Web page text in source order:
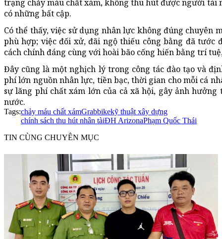
trạng chảy máu chất xám, không thu hút được người tài
có những bất cập.
Có thể thấy, việc sử dụng nhân lực không đúng chuyên
phù hợp; việc đối xử, đãi ngộ thiếu công bằng đã tước
cách chính đáng cùng với hoài bão cống hiến bằng trí
Đây cũng là một nghịch lý trong công tác đào tạo và
phí lớn nguồn nhân lực, tiền bạc, thời gian cho mỗi cá
sự lãng phí chất xám lớn của cả xã hội, gây ảnh
nước.
Tags:chảy máu chất xámGrabbikekỹ thuật xây dựng
chính sách thu hút nhân tàiĐH ArizonaPhạm Quốc Thái
TIN CÙNG CHUYÊN MỤC